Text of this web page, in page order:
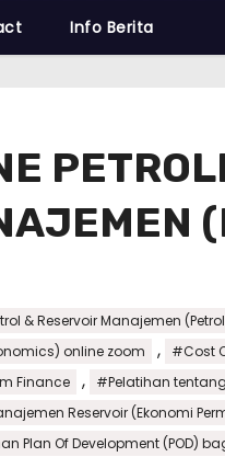
Info Berita
& Reservoir Manajemen
online zoom
, #Cost
Finance , #Pelatihan
Reservoir (Ekonomi
Plan Of Development (POD)